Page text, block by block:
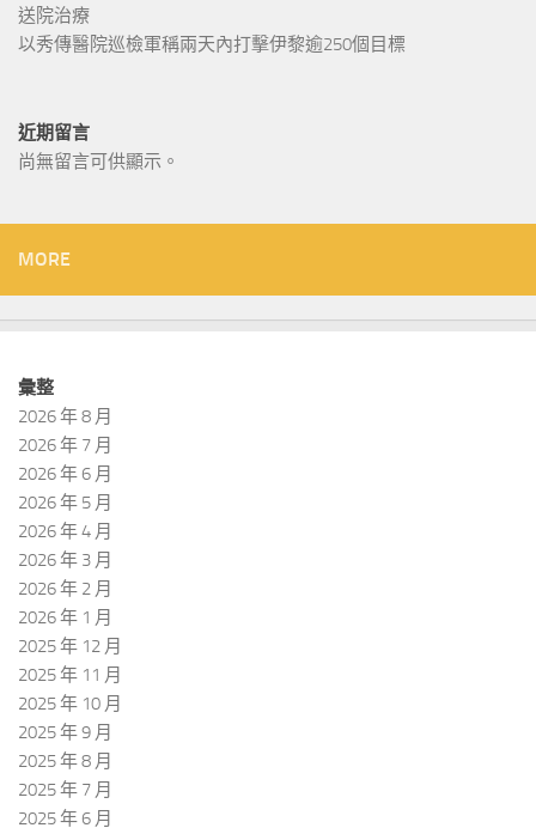
送院治療
以秀傳醫院巡檢軍稱兩天內打擊伊黎逾250個目標
近期留言
尚無留言可供顯示。
MORE
彙整
2026 年 8 月
2026 年 7 月
2026 年 6 月
2026 年 5 月
2026 年 4 月
2026 年 3 月
2026 年 2 月
2026 年 1 月
2025 年 12 月
2025 年 11 月
2025 年 10 月
2025 年 9 月
2025 年 8 月
2025 年 7 月
2025 年 6 月